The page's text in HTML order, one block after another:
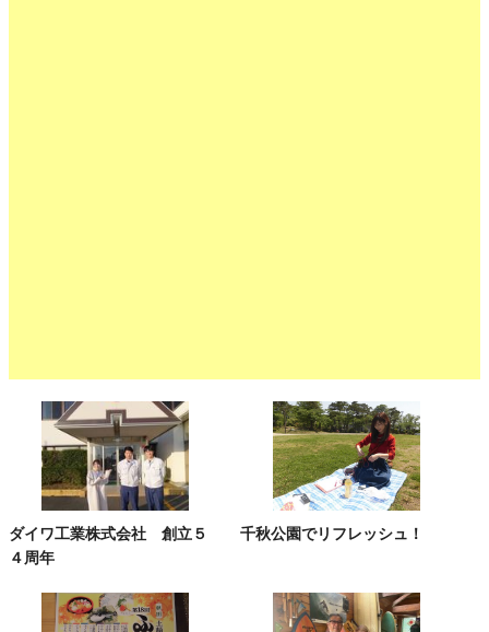
ダイワ工業株式会社 創立５
４周年
千秋公園でリフレッシュ！